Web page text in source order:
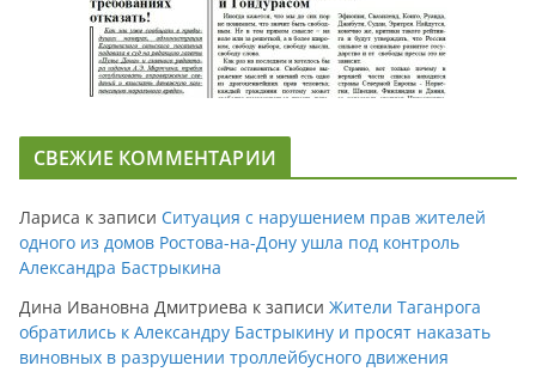
СВЕЖИЕ КОММЕНТАРИИ
Лариса к записи Ситуация с нарушением прав жителей
одного из домов Ростова-на-Дону ушла под контроль
Александра Бастрыкина
Дина Ивановна Дмитриева к записи Жители Таганрога
обратились к Александру Бастрыкину и просят наказать
виновных в разрушении троллейбусного движения